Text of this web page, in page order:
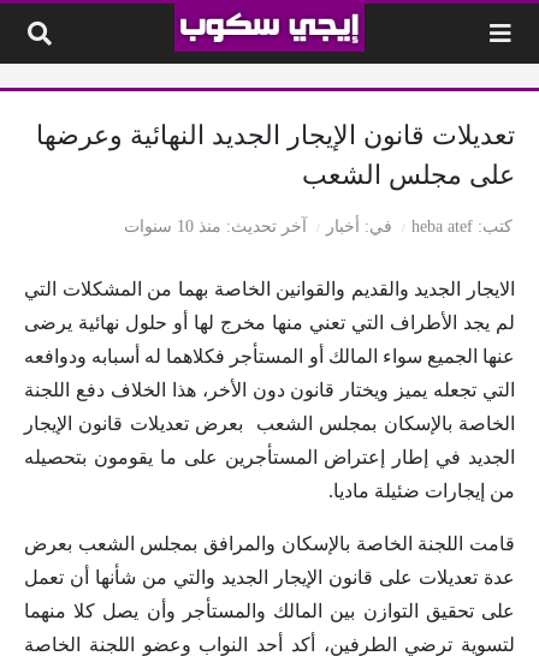
تعديلات قانون الإيجار الجديد النهائية وعرضها
على مجلس الشعب
كتب heba atef في أخبار آخر تحديث منذ 10 سنوات
الايجار الجديد والقديم والقوانين الخاصة بهما من المشكلات التي
لم يجد الأطراف التي تعني منها مخرج لها أو حلول نهائية يرضى
عنها الجميع سواء المالك أو المستأجر فكلاهما له أسبابه ودوافعه
التي تجعله يميز ويختار قانون دون الأخر، هذا الخلاف دفع اللجنة
الخاصة بالإسكان بمجلس الشعب بعرض تعديلات قانون الإيجار
الجديد في إطار إعتراض المستأجرين على ما يقومون بتحصيله
من إيجارات ضئيلة ماديا.
قامت اللجنة الخاصة بالإسكان والمرافق بمجلس الشعب بعرض
عدة تعديلات على قانون الإيجار الجديد والتي من شأنها أن تعمل
على تحقيق التوازن بين المالك والمستأجر وأن يصل كلا منهما
لتسوية ترضي الطرفين، أكد أحد النواب وعضو اللجنة الخاصة